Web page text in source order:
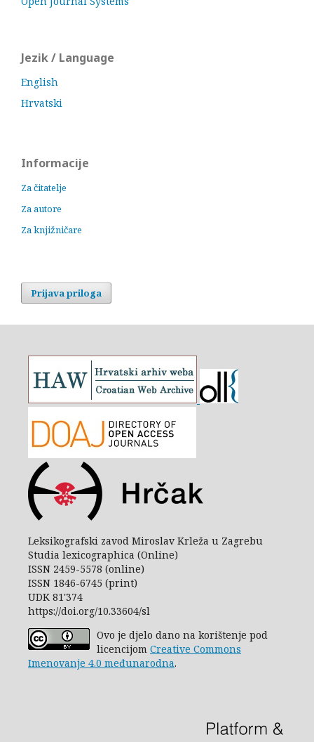
Jezik / Language
English
Hrvatski
Informacije
Za čitatelje
Za autore
Za knjižničare
Prijava priloga
Leksikografski zavod Miroslav Krleža u Zagrebu
Studia lexicographica (Online)
ISSN 2459-5578 (online)
ISSN 1846-6745 (print)
UDK 81'374
https://doi.org/10.33604/sl
Ovo je djelo dano na korištenje pod
licencijom Creative Commons
Imenovanje 4.0 međunarodna.